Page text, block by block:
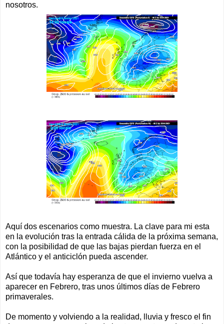
nosotros.
Aquí dos escenarios como muestra. La clave para mi esta
en la evolución tras la entrada cálida de la próxima semana,
con la posibilidad de que las bajas pierdan fuerza en el
Atlántico y el anticiclón pueda ascender.
Así que todavía hay esperanza de que el invierno vuelva a
aparecer en Febrero, tras unos últimos días de Febrero
primaverales.
De momento y volviendo a la realidad, lluvia y fresco el fin